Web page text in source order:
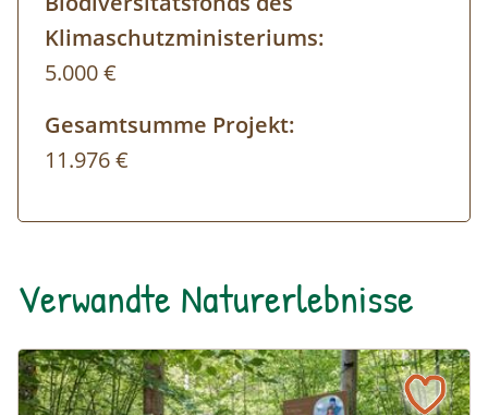
Klimaschutzministeriums:
5.000 €
Gesamtsumme Projekt:
11.976 €
Verwandte Naturerlebnisse